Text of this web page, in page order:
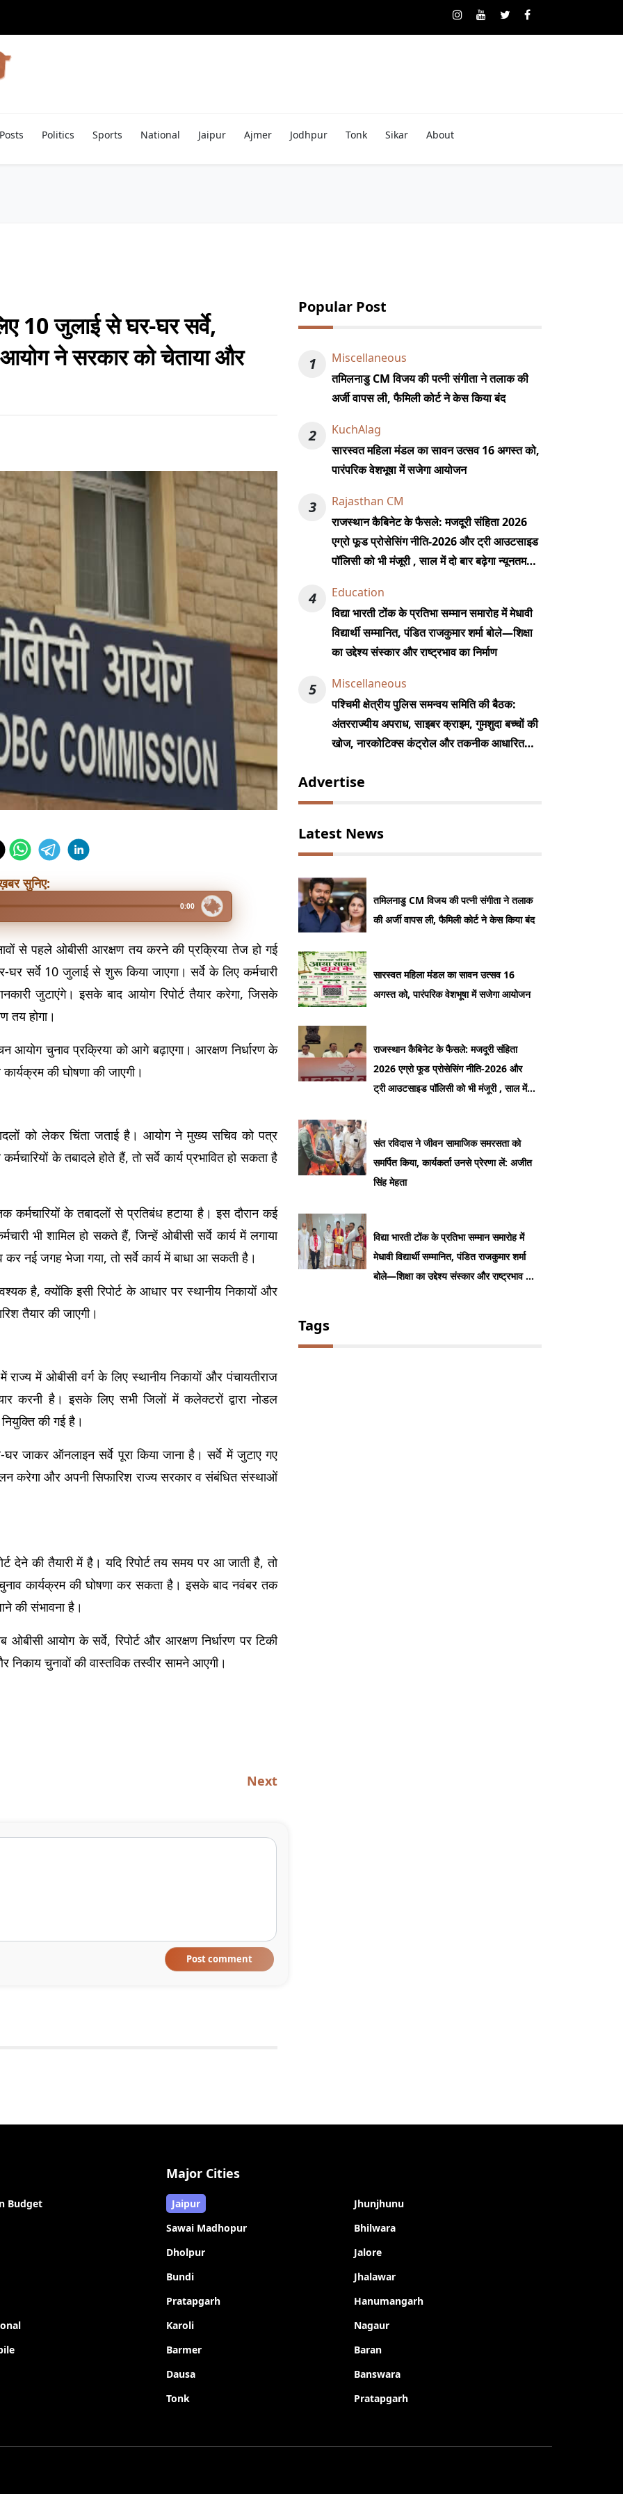
Posts Politics Sports National Jaipur Ajmer Jodhpur Tonk Sikar About
10 जुलाई से घर-घर सर्वे,
ने सरकार को चेताया और
सुनिए:
0:00
से पहले ओबीसी आरक्षण तय करने की प्रक्रिया तेज हो गई
सर्वे 10 जुलाई से शुरू किया जाएगा। सर्वे के लिए कर्मचारी
जुटाएंगे। इसके बाद आयोग रिपोर्ट तैयार करेगा, जिसके
तय होगा।
आयोग चुनाव प्रक्रिया को आगे बढ़ाएगा। आरक्षण निर्धारण के
की घोषणा की जाएगी।
को लेकर चिंता जताई है। आयोग ने मुख्य सचिव को पत्र
के तबादले होते हैं, तो सर्वे कार्य प्रभावित हो सकता है
के तबादलों से प्रतिबंध हटाया है। इस दौरान कई
भी शामिल हो सकते हैं, जिन्हें ओबीसी सर्वे कार्य में लगाया
कर नई जगह भेजा गया, तो सर्वे कार्य में बाधा आ सकती है।
है, क्योंकि इसी रिपोर्ट के आधार पर स्थानीय निकायों और
तैयार की जाएगी।
राज्य में ओबीसी वर्ग के लिए स्थानीय निकायों और पंचायतीराज
करनी है। इसके लिए सभी जिलों में कलेक्टरों द्वारा नोडल
की गई है।
जाकर ऑनलाइन सर्वे पूरा किया जाना है। सर्वे में जुटाए गए
करेगा और अपनी सिफारिश राज्य सरकार व संबंधित संस्थाओं
देने की तैयारी में है। यदि रिपोर्ट तय समय पर आ जाती है, तो
कार्यक्रम की घोषणा कर सकता है। इसके बाद नवंबर तक
की संभावना है।
आयोग के सर्वे, रिपोर्ट और आरक्षण निर्धारण पर टिकी
चुनावों की वास्तविक तस्वीर सामने आएगी।
Next
Post comment
Popular Post
1
Miscellaneous
तमिलनाडु CM विजय की पत्नी संगीता ने तलाक की
अर्जी वापस ली, फैमिली कोर्ट ने केस किया बंद
2
KuchAlag
सारस्वत महिला मंडल का सावन उत्सव 16 अगस्त को,
पारंपरिक वेशभूषा में सजेगा आयोजन
3
Rajasthan CM
राजस्थान कैबिनेट के फैसले: मजदूरी संहिता 2026
एग्रो फूड प्रोसेसिंग नीति-2026 और ट्री आउटसाइड
पॉलिसी को भी मंजूरी , साल में दो बार बढ़ेगा न्यूनतम
4
Education
विद्या भारती टोंक के प्रतिभा सम्मान समारोह में मेधावी
विद्यार्थी सम्मानित, पंडित राजकुमार शर्मा बोले—शिक्षा
का उद्देश्य संस्कार और राष्ट्रभाव का निर्माण
5
Miscellaneous
पश्चिमी क्षेत्रीय पुलिस समन्वय समिति की बैठक:
अंतरराज्यीय अपराध, साइबर क्राइम, गुमशुदा बच्चों की
खोज, नारकोटिक्स कंट्रोल और तकनीक आधारित
शामिल
Advertise
Latest News
तमिलनाडु CM विजय की पत्नी संगीता ने तलाक
की अर्जी वापस ली, फैमिली कोर्ट ने केस किया बंद
सारस्वत महिला मंडल का सावन उत्सव 16
अगस्त को, पारंपरिक वेशभूषा में सजेगा आयोजन
राजस्थान कैबिनेट के फैसले: मजदूरी संहिता
2026 एग्रो फूड प्रोसेसिंग नीति-2026 और
ट्री आउटसाइड पॉलिसी को भी मंजूरी , साल में
संत रविदास ने जीवन सामाजिक समरसता को
समर्पित किया, कार्यकर्ता उनसे प्रेरणा लें: अजीत
सिंह मेहता
विद्या भारती टोंक के प्रतिभा सम्मान समारोह में
मेधावी विद्यार्थी सम्मानित, पंडित राजकुमार शर्मा
बोले—शिक्षा का उद्देश्य संस्कार और राष्ट्रभाव का
Tags
Budget
Major Cities
Jaipur
Jhunjhunu
Sawai Madhopur
Bhilwara
Dholpur
Jalore
Bundi
Jhalawar
Pratapgarh
Hanumangarh
Karoli
Nagaur
Barmer
Baran
Dausa
Banswara
Tonk
Pratapgarh